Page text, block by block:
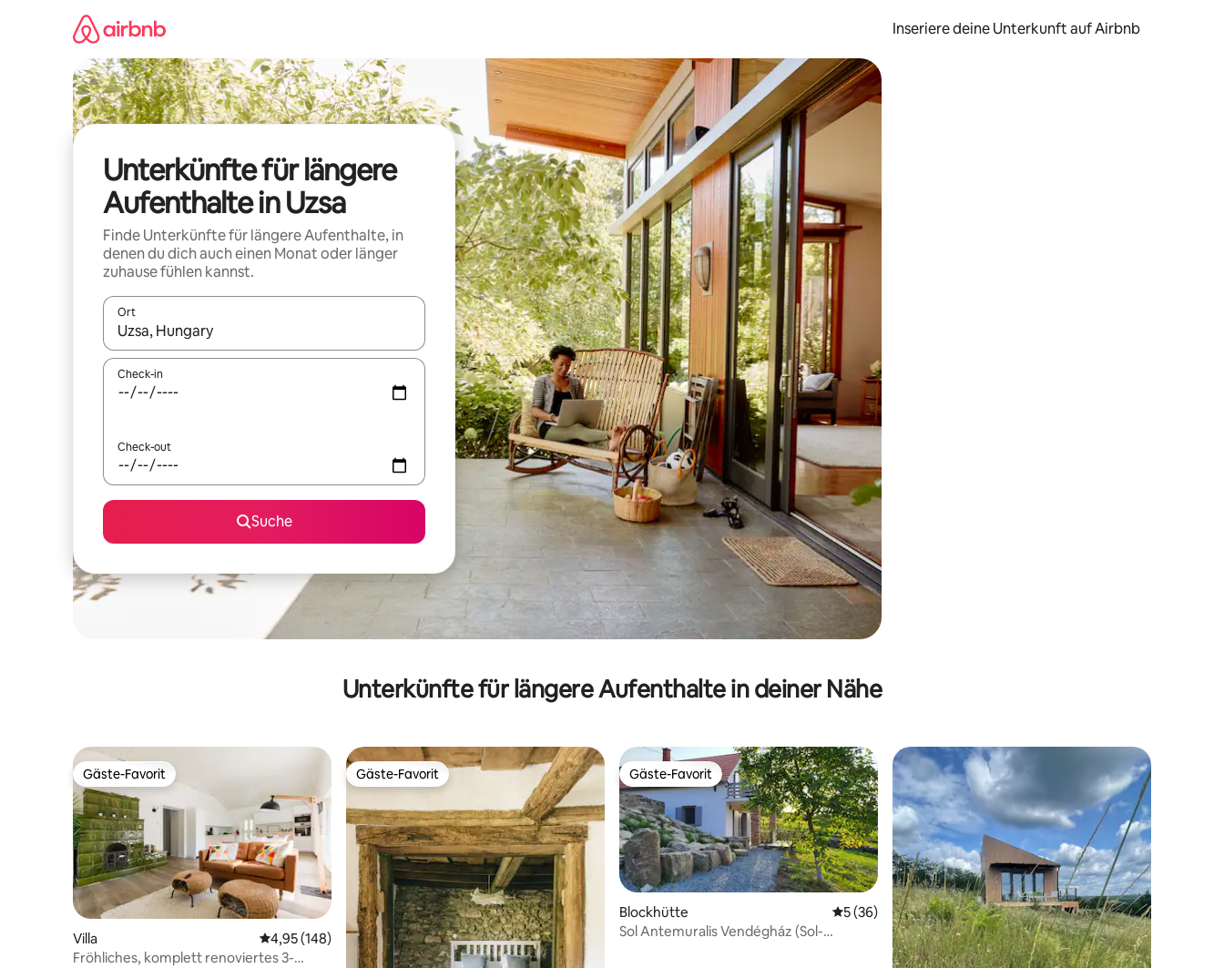
Inseriere deine Unterkunft auf Airbnb
Unterkünfte für längere
Aufenthalte in Uzsa
Finde Unterkünfte für längere Aufenthalte, in
denen du dich auch einen Monat oder länger
zuhause fühlen kannst.
Ort
Wenn Ergebnisse verfügbar sind, navigiere mit den Pfeiltasten nach oben und unten oder erkunde die Ergebnisse durch Berühren oder Wischgesten.
Check-in
Check-out
Suche
Unterkünfte für längere Aufenthalte in deiner Nähe
Gäste-Favorit
Gäste-Favorit
Villa Durchschnittliche Bewertung: 4,95 von 5, 148 Bewertungen
4,95 (148)
Fröhliches, komplett renoviertes 3-
Gäste-Favorit
Gäste-Favorit Gäste-Favorit
Gäste-Favorit
Blockhütte Durchschnittliche Bewertung: 5 von 5, 36 Bewertungen
5 (36)
Sol Antemuralis Vendégház (Sol-